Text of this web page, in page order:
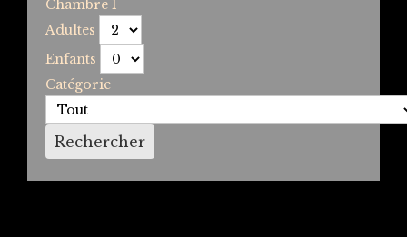
Chambre 1
Adultes
Enfants
Catégorie
Rechercher